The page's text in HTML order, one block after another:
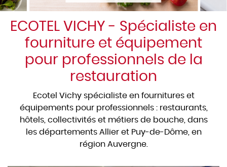
ECOTEL VICHY - Spécialiste en
fourniture et équipement
pour professionnels de la
restauration
Ecotel Vichy spécialiste en fournitures et
équipements pour professionnels : restaurants,
hôtels, collectivités et métiers de bouche, dans
les départements Allier et Puy-de-Dôme, en
région Auvergne.